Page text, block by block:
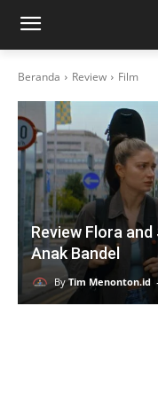
Beranda Review Film
Review Flora
Anak Bandel
By Tim Menonton.id